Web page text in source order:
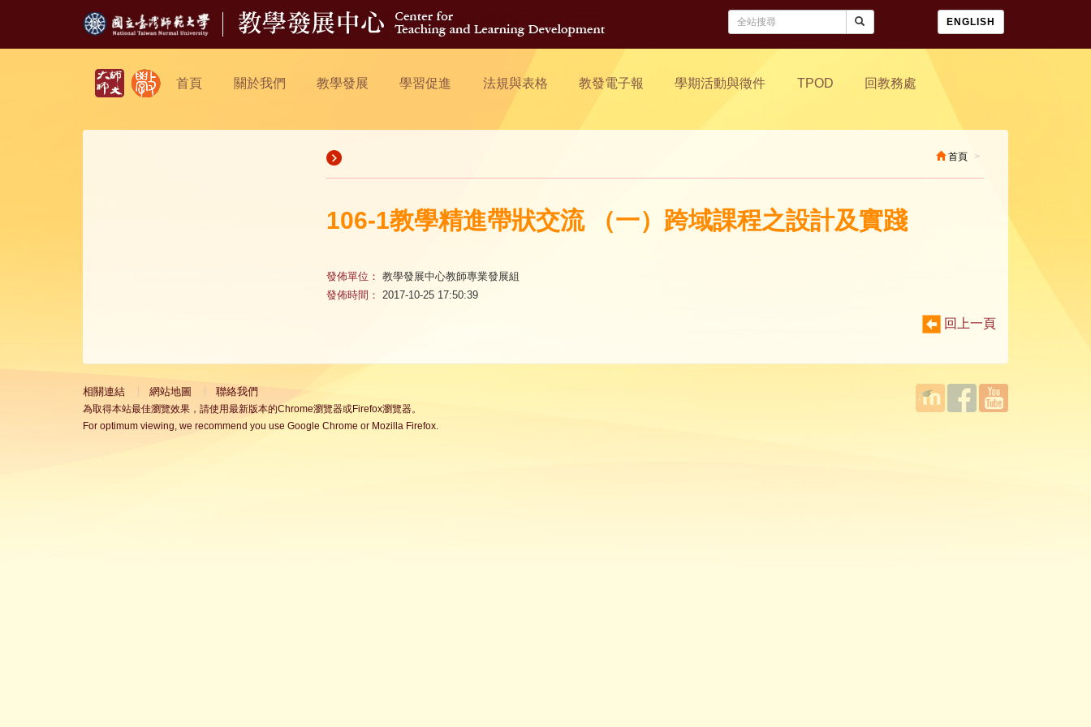
ENGLISH
首頁 關於我們 教學發展 學習促進 法規與表格 教發電子報 學期活動與徵件 TPOD 回教務處
首頁
106-1教學精進帶狀交流 （一）跨域課程之設計及實踐
發佈單位： 教學發展中心教師專業發展組
發佈時間： 2017-10-25 17:50:39
回上一頁
相關連結 網站地圖 聯絡我們
為取得本站最佳瀏覽效果，請使用最新版本的Chrome瀏覽器或Firefox瀏覽器。
For optimum viewing, we recommend you use Google Chrome or Mozilla Firefox.